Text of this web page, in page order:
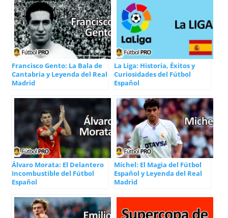
Francisco Gento: La Bala de
Cantabria y Leyenda del Real
Madrid
La Liga: Historia, Éxitos y
Curiosidades del Fútbol
Español
Álvaro Morata: El Delantero
Incombustible del Fútbol
Español
Míchel: El Magia del Fútbol
Español y Leyenda del Real
Madrid